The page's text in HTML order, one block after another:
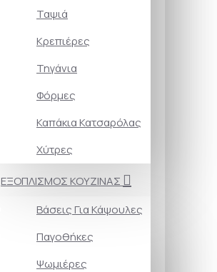
Ταψιά
Κρεπιέρες
Τηγάνια
Φόρμες
Καπάκια Κατσαρόλας
Χύτρες
ΕΞΟΠΛΙΣΜΟΣ ΚΟΥΖΙΝΑΣ
Βάσεις Για Κάψουλες
Παγοθήκες
Ψωμιέρες